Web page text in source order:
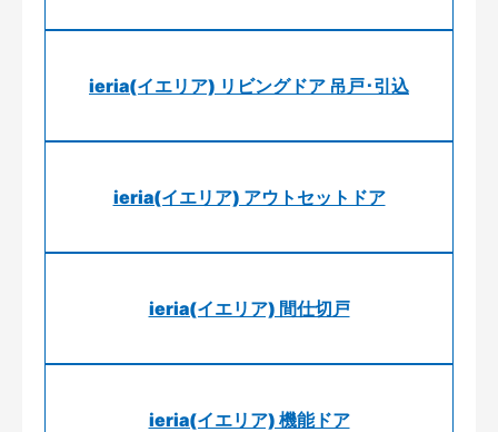
ieria(イエリア) リビングドア 吊戸･引込
ieria(イエリア) アウトセットドア
ieria(イエリア) 間仕切戸
ieria(イエリア) 機能ドア